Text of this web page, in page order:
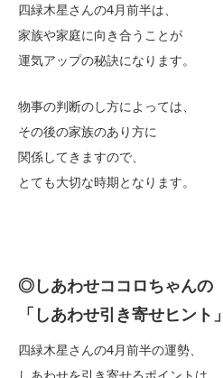
四緑木星さんの4月前半は、
家族や家庭に向き合うことが
運気アップの秘訣になります。
物事の判断のし方によっては、
その後の家族のあり方に
関係してきますので、
とても大切な時期となります。
◎しあわせココロちゃんの
「しあわせ引き寄せヒント」
四緑木星さんの4月前半の運勢、